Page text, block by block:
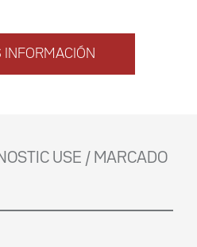
INFORMACIÓN
USE / MARCADO